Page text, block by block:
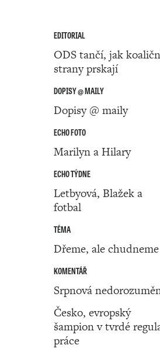
EDITORIAL
ODS tančí, jak
strany prskají
DOPISY @ MAILY
Dopisy @ maily
ECHO FOTO
Marilyn a Hilary
ECHO TÝDNE
Letbyová, Blažek a
fotbal
TÉMA
Dřeme, ale chudneme
KOMENTÁŘ
Srpnová
Česko, evropský
šampion v tvrdé
práce